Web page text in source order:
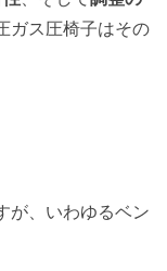
ガス圧椅子はその
が、いわゆるベン